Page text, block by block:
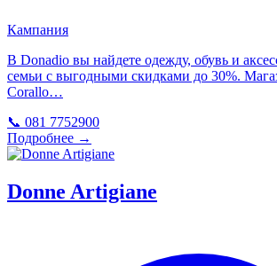
Кампания
В Donadio вы найдете одежду, обувь и
семьи с выгодными скидками до 30%.
Corallo…
📞 081 7752900
Подробнее →
Donne Artigiane